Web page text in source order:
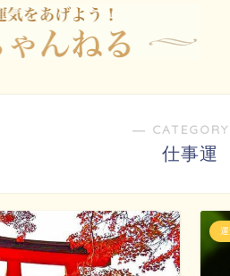
―
仕事運